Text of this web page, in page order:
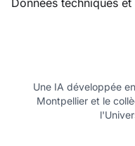
Données techniques
Une IA développée
Montpellier et le